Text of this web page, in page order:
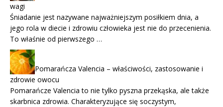
wagi
Śniadanie jest nazywane najważniejszym posiłkiem dnia, a
jego rola w diecie i zdrowiu człowieka jest nie do przecenienia.
To właśnie od pierwszego …
Pomarańcza Valencia – właściwości, zastosowanie i
zdrowie owocu
Pomarańcze Valencia to nie tylko pyszna przekąska, ale także
skarbnica zdrowia. Charakteryzujące się soczystym,